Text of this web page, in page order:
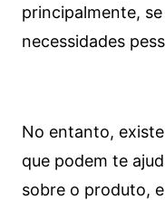
principalmente,
necessidades
No entanto,
que podem te
sobre o produto,